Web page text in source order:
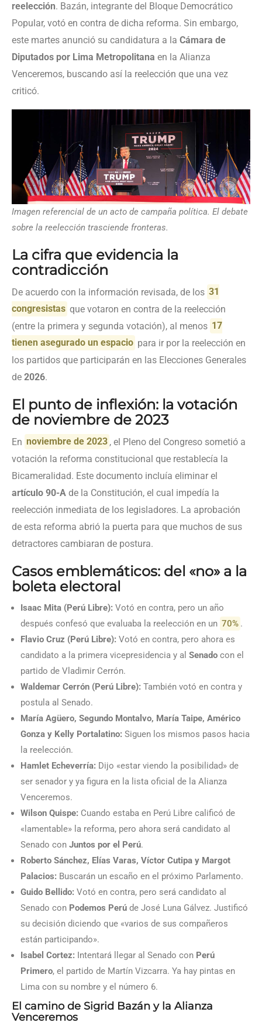
reelección. Bazán, integrante del Bloque Democrático
Popular, votó en contra de dicha reforma. Sin embargo,
este martes anunció su candidatura a la Cámara de
Diputados por Lima Metropolitana en la Alianza
Venceremos, buscando así la reelección que una vez
criticó.
Imagen referencial de un acto de campaña política. El debate
sobre la reelección trasciende fronteras.
La cifra que evidencia la
contradicción
De acuerdo con la información revisada, de los 31
congresistas que votaron en contra de la reelección
(entre la primera y segunda votación), al menos 17
tienen asegurado un espacio para ir por la reelección en
los partidos que participarán en las Elecciones Generales
de 2026.
El punto de inflexión: la votación
de noviembre de 2023
En noviembre de 2023 , el Pleno del Congreso sometió a
votación la reforma constitucional que restablecía la
Bicameralidad. Este documento incluía eliminar el
artículo 90-A de la Constitución, el cual impedía la
reelección inmediata de los legisladores. La aprobación
de esta reforma abrió la puerta para que muchos de sus
detractores cambiaran de postura.
Casos emblemáticos: del «no» a la
boleta electoral
Isaac Mita (Perú Libre): Votó en contra, pero un año
después confesó que evaluaba la reelección en un 70% .
Flavio Cruz (Perú Libre): Votó en contra, pero ahora es
candidato a la primera vicepresidencia y al Senado con el
partido de Vladimir Cerrón.
Waldemar Cerrón (Perú Libre): También votó en contra y
postula al Senado.
María Agüero, Segundo Montalvo, María Taipe, Américo
Gonza y Kelly Portalatino: Siguen los mismos pasos hacia
la reelección.
Hamlet Echeverría: Dijo «estar viendo la posibilidad» de
ser senador y ya figura en la lista oficial de la Alianza
Venceremos.
Wilson Quispe: Cuando estaba en Perú Libre calificó de
«lamentable» la reforma, pero ahora será candidato al
Senado con Juntos por el Perú.
Roberto Sánchez, Elías Varas, Víctor Cutipa y Margot
Palacios: Buscarán un escaño en el próximo Parlamento.
Guido Bellido: Votó en contra, pero será candidato al
Senado con Podemos Perú de José Luna Gálvez. Justificó
su decisión diciendo que «varios de sus compañeros
están participando».
Isabel Cortez: Intentará llegar al Senado con Perú
Primero, el partido de Martín Vizcarra. Ya hay pintas en
Lima con su nombre y el número 6.
El camino de Sigrid Bazán y la Alianza
Venceremos